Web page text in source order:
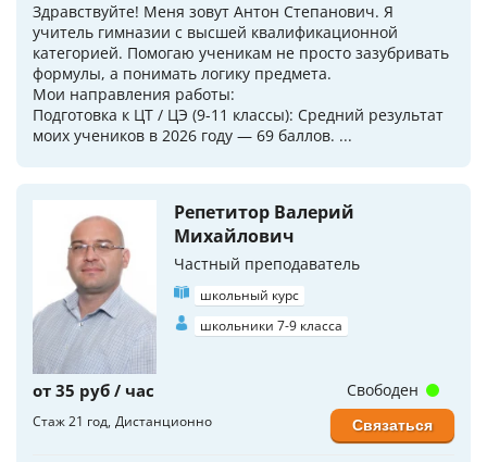
Здравствуйте! Меня зовут Антон Степанович. Я
учитель гимназии с высшей квалификационной
категорией. Помогаю ученикам не просто зазубривать
формулы, а понимать логику предмета.
Мои направления работы:
Подготовка к ЦТ / ЦЭ (9-11 классы): Средний результат
моих учеников в 2026 году — 69 баллов. ...
Репетитор Валерий
Михайлович
Частный преподаватель
школьный курс
школьники 7-9 класса
от 35 руб / час
Стаж 21 год Дистанционно
Свободен
Связаться